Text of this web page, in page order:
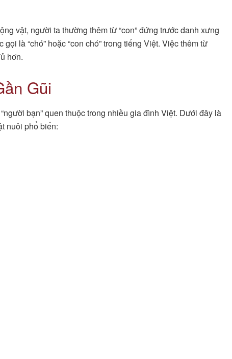
vật, người ta thường thêm từ “con” đứng trước danh xưng
là “chó” hoặc “con chó” trong tiếng Việt. Việc thêm từ
hơn.
Gũi
bạn” quen thuộc trong nhiều gia đình Việt. Dưới đây là
nuôi phổ biến: